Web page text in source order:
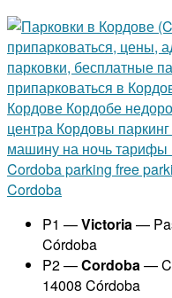
P1 —Victoria—
Córdoba
P2 —Cordoba—
14008 Córdoba